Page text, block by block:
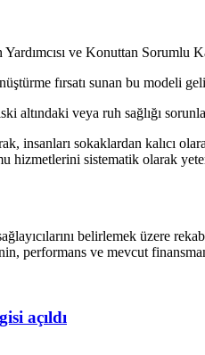
ve Konuttan
fırsatı sunan bu
altındaki veya ruh sağlığı
insanları sokaklardan kalıcı
sistematik olarak
belirlemek üzere
performans ve mevcut
açıldı